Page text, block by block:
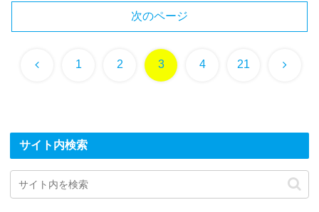
次のページ
前 1 2 3 4 21 次
サイト内検索